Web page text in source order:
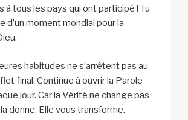
à tous les pays qui ont participé ! Tu
d’un moment mondial pour la
habitudes ne s’arrêtent pas au
final. Continue à ouvrir la Parole
jour. Car la Vérité ne change pas
donne. Elle vous transforme.